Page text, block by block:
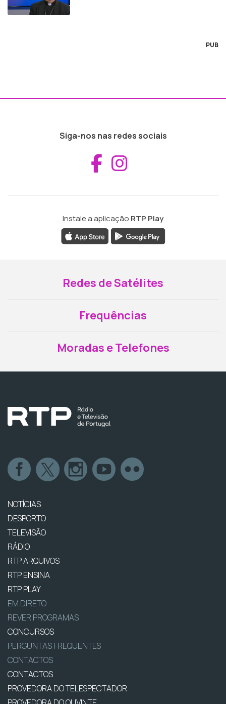
PUB
Siga-nos nas redes sociais
Aceder ao
Instale a aplicação RTP Play
Redes de Satélites
Frequências
Moradas e Telefones
NOTÍCIAS
DESPORTO
TELEVISÃO
RÁDIO
RTP ARQUIVOS
RTP ENSINA
RTP PLAY
EM DIRETO
REVER PROGRAMAS
CONCURSOS
PERGUNTAS FREQUENTES
CONTACTOS
CONTACTOS
PROVEDORA DO TELESPECTADOR